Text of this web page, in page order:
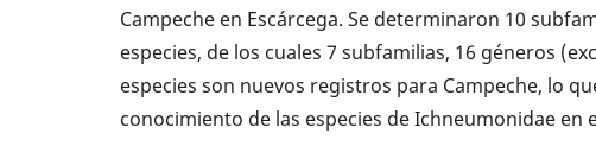
Campeche en Escárcega. Se determinaron 10
especies, de los cuales 7 subfamilias, 16 géneros
especies son nuevos registros para Campeche, lo
conocimiento de las especies de Ichneumonidae en